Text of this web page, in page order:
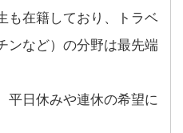
も在籍しており、トラベ
ンなど）の分野は最先端
平日休みや連休の希望に